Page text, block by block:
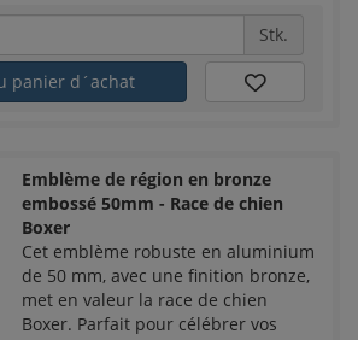
Stk.
panier d´achat
Emblème de région en bronze
embossé 50mm - Race de chien
Boxer
Cet emblème robuste en aluminium
de 50 mm, avec une finition bronze,
met en valeur la race de chien
Boxer. Parfait pour célébrer vos